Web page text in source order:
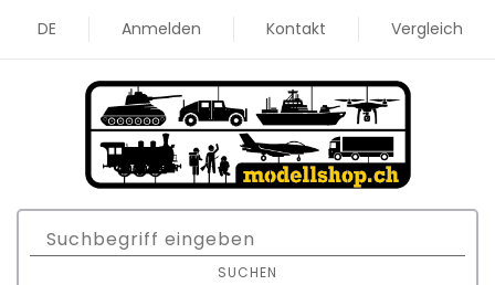
DE Anmelden Kontakt Vergleich
SUCHEN